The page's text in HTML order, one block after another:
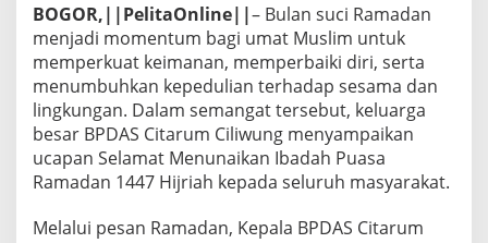
BOGOR,||PelitaOnline||– Bulan suci Ramadan
menjadi momentum bagi umat Muslim untuk
memperkuat keimanan, memperbaiki diri, serta
menumbuhkan kepedulian terhadap sesama dan
lingkungan. Dalam semangat tersebut, keluarga
besar BPDAS Citarum Ciliwung menyampaikan
ucapan Selamat Menunaikan Ibadah Puasa
Ramadan 1447 Hijriah kepada seluruh masyarakat.
Melalui pesan Ramadan, Kepala BPDAS Citarum